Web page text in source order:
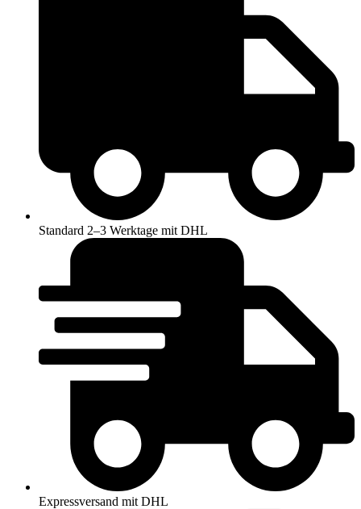
Standard 2–3 Werktage mit DHL
Expressversand mit DHL